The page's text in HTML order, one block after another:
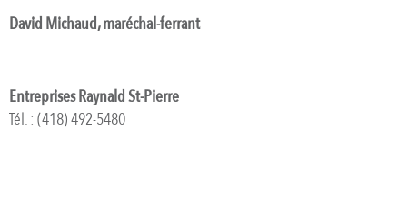
David Michaud, maréchal-ferrant
Entreprises Raynald St-Pierre
Tél. : (418) 492-5480